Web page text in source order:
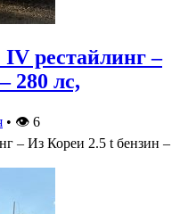
рестайлинг –
280 лс,
• 👁 6
– Из Кореи 2.5 t бензин –